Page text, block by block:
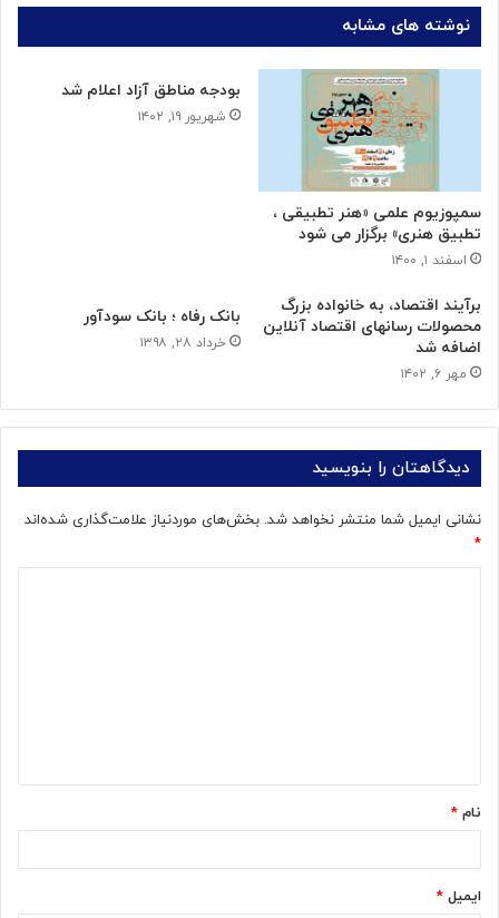
نوشته های مشابه
سمپوزیوم علمی «هنر تطبیقی ،
تطبیق هنری» برگزار می شود
اسفند ۱, ۱۴۰۰
بودجه مناطق آزاد اعلام شد
شهریور ۱۹, ۱۴۰۲
برآیند اقتصاد، به خانواده بزرگ
محصولات رسانه‏‎ای اقتصاد آنلاین
اضافه شد
مهر ۶, ۱۴۰۲
بانک رفاه ؛ بانک سودآور
خرداد ۲۸, ۱۳۹۸
دیدگاهتان را بنویسید
نشانی ایمیل شما منتشر نخواهد شد. بخش‌های موردنیاز علامت‌گذاری شده‌اند
*
*
نام *
ایمیل *